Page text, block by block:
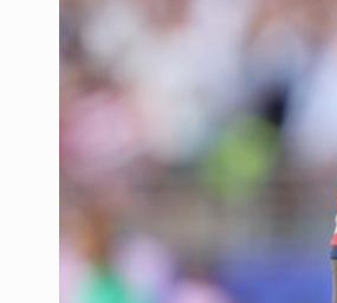
Fiscalía
Al archivo
Ya hay
Vecinos
Buscan
Cae en